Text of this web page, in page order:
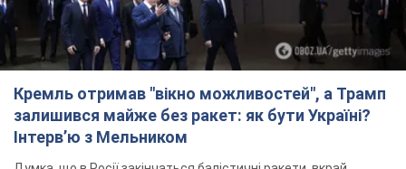
Кремль отримав "вікно можливостей", а Трамп
залишився майже без ракет: як бути Україні?
Інтерв’ю з Мельником